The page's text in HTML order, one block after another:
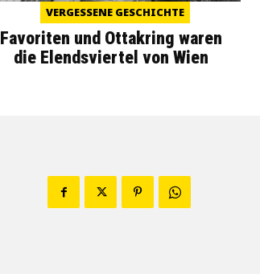
VERGESSENE GESCHICHTE
Favoriten und Ottakring waren
die Elendsviertel von Wien